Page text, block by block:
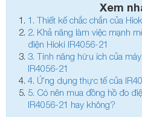
Xem
1. Thiết kế chắc chắn của
2. Khả năng làm việc mạnh
điện Hioki IR4056-21
3. Tính năng hữu ích của
IR4056-21
4. Ứng dụng thực tế của
5. Có nên mua đồng hồ đo
IR4056-21 hay không?